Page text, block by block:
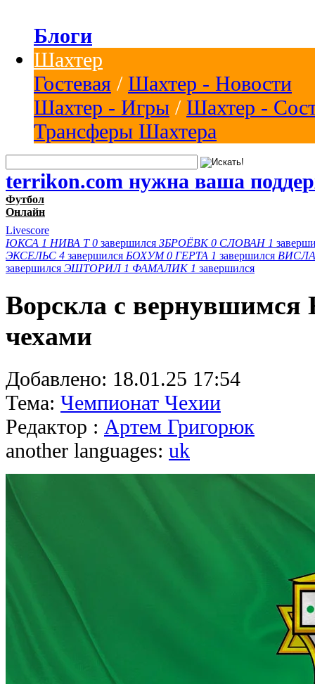
Блоги
Шахтер
Гостевая / Шахтер - Новости
Шахтер - Игры / Шахтер -
Трансферы Шахтера
terrikon.com нужна ваша
Футбол
Онлайн
Livescore
ЮКСА 1 НИВА Т 0 завершился ЗБРОЁВК 0 СЛОВАН 1
ЭКСЕЛЬС 4 завершился БОХУМ 0 ГЕРТА 1 завершился
завершился ЭШТОРИЛ 1 ФАМАЛИК 1 завершился
Ворскла с вернувшимся
чехами
Добавлено: 18.01.25 17:54
Тема: Чемпионат Чехии
Редактор : Артем Григорюк
another languages: uk